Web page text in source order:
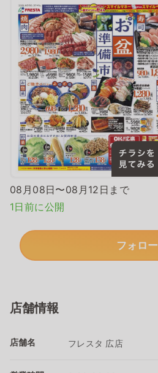
08月08日〜08月12日まで
1日前に公開
フォロー
店舗情報
店舗名 フレスタ 広店